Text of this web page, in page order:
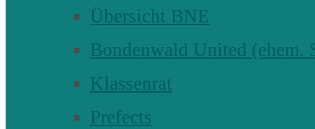
Übersicht BNE
Bondenwald United (ehem.
Klassenrat
Prefects